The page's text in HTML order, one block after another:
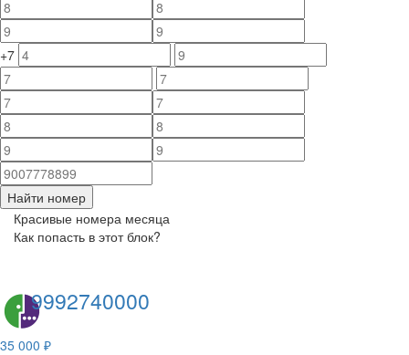
+7
Найти номер
Красивые номера месяца
Как попасть в этот блок?
9992740000
35 000 ₽